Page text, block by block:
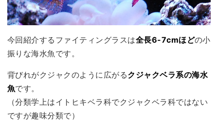
今回紹介するファイティングラスは全長6-7cmほどの小
振りな海水魚です。
背びれがクジャクのように広がるクジャクベラ系の海水
魚です。
（分類学上はイトヒキベラ科でクジャクベラ科ではない
ですが趣味分類で）